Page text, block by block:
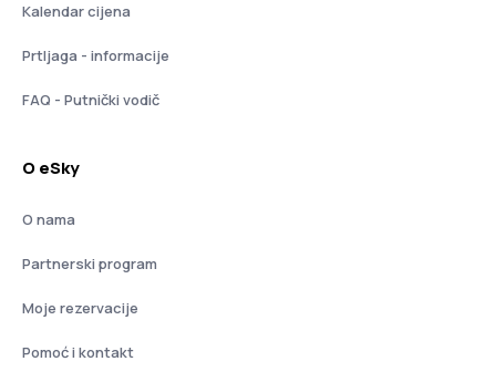
Kalendar cijena
Prtljaga - informacije
FAQ - Putnički vodič
O eSky
O nama
Partnerski program
Moje rezervacije
Pomoć i kontakt